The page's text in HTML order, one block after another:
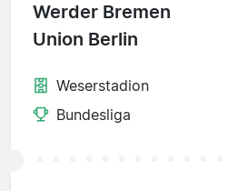
Werder Bremen
Union Berlin
Weserstadion
Bundesliga